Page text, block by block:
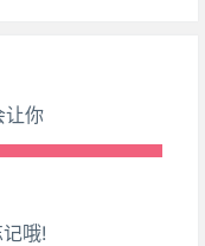
让你
哦!